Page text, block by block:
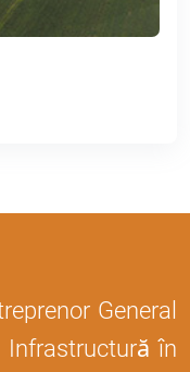
General
în